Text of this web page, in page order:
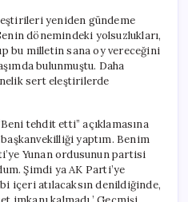
yeniden gündeme
dönemindeki yolsuzlukları,
bu milletin sana oy vereceğini
bulunmuştu. Daha
sert eleştirilerde
tehdit etti” açıklamasına
yaptım. Benim
Yunan ordusunun partisi
Şimdi ya AK Parti’ye
içeri atılacaksın denildiğinde,